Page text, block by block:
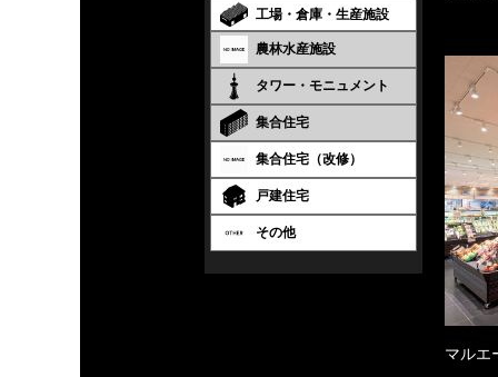
工場・倉庫・生産施設
農林水産施設
タワー・モニュメント
集合住宅
集合住宅（改修）
戸建住宅
その他
マルエ